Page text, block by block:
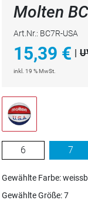
Molten
Art.Nr.: BC7R-USA
15,39 €
inkl. 19 % MwSt.
6 7
Gewählte Farbe:
Gewählte Größe:7